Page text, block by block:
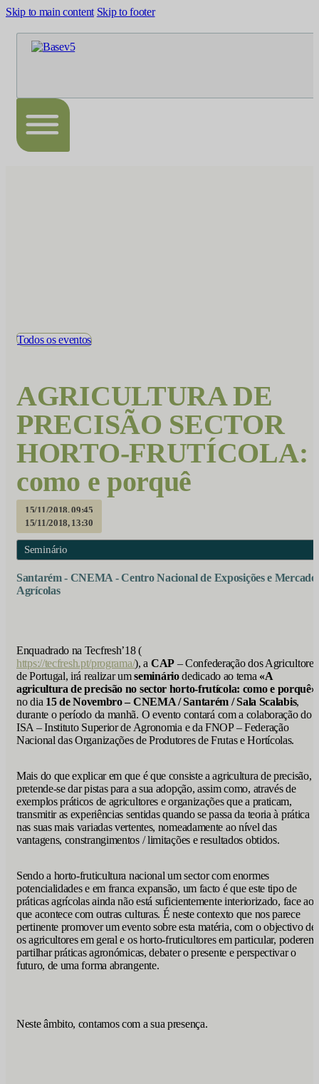
Skip to main content Skip to footer
Todos os eventos
AGRICULTURA DE
PRECISÃO SECTOR
HORTO-FRUTÍCOLA:
como e porquê
15/11/2018, 09:45
15/11/2018, 13:30
Seminário
Santarém - CNEMA - Centro Nacional de Exposições e
Agrícolas
Enquadrado na Tecfresh’18 (
https://tecfresh.pt/programa/), a CAP– Confederação dos Agricultores
de Portugal, irá realizar umsemináriodedicado ao tema «A
agricultura de precisão no sector horto-frutícola: como e porquê»
no dia 15 de Novembro – CNEMA / Santarém / Sala Scalabis,
durante o período da manhã. O evento contará com a colaboração do
ISA – Instituto Superior de Agronomia e da FNOP – Federação
Nacional das Organizações de Produtores de Frutas e Hortícolas.
Mais do que explicar em que é que consiste a agricultura de precisão,
pretende-se dar pistas para a sua adopção, assim como, através de
exemplos práticos de agricultores e organizações que a praticam,
transmitir as experiências sentidas quando se passa da teoria à prática
nas suas mais variadas vertentes, nomeadamente ao nível das
vantagens, constrangimentos / limitações e resultados obtidos.
Sendo a horto-fruticultura nacional um sector com enormes
potencialidades e em franca expansão, um facto é que este tipo de
práticas agrícolas ainda não está suficientemente interiorizado, face ao
que acontece com outras culturas. É neste contexto que nos parece
pertinente promover um evento sobre esta matéria, com o objectivo de
os agricultores em geral e os horto-fruticultores em particular, poderem
partilhar práticas agronómicas, debater o presente e perspectivar o
futuro, de uma forma abrangente.
Neste âmbito, contamos com a sua presença.